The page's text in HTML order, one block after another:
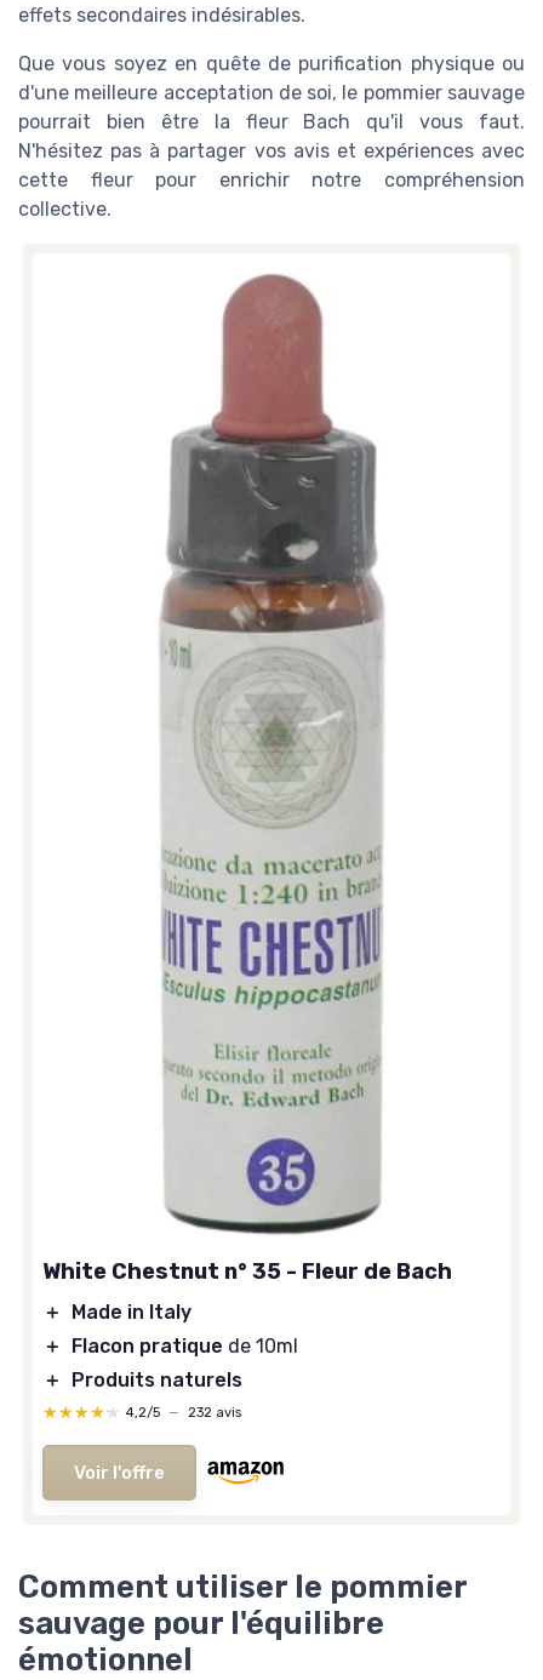
effets secondaires indésirables.
Que vous soyez en quête de purification physique ou
d'une meilleure acceptation de soi, le pommier sauvage
pourrait bien être la fleur Bach qu'il vous faut.
N'hésitez pas à partager vos avis et expériences avec
cette fleur pour enrichir notre compréhension
collective.
White Chestnut n° 35 - Fleur de Bach
＋
Made in Italy
＋
Flacon pratique de 10ml
＋
Produits naturels
★★★★★
★★★★★ 4,2/5 — 232 avis
Voir l'offre
Comment utiliser le pommier
sauvage pour l'équilibre
émotionnel